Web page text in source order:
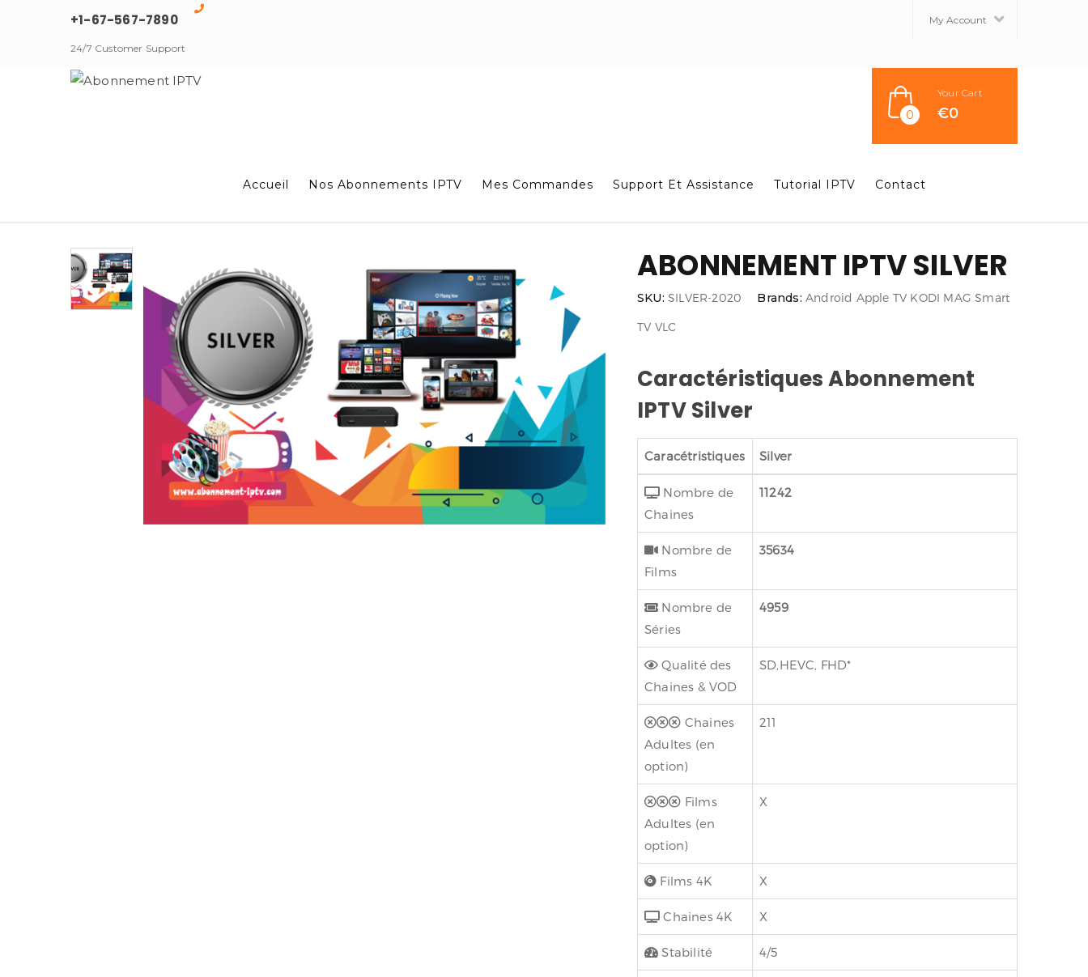
+1-67-567-7890
24/7 Customer Support
My Account
0
Your Cart
€0
Accueil Nos Abonnements IPTV Mes Commandes Support Et Assistance Tutorial IPTV Contact
ABONNEMENT IPTV SILVER
SKU: SILVER-2020 Brands: Android Apple TV KODI MAG Smart
TV VLC
Caractéristiques Abonnement
IPTV Silver
Caracétristiques Silver
Nombre de
Chaines
11242
Nombre de
Films
35634
Nombre de
Séries
4959
Qualité des
Chaines & VOD
SD,HEVC, FHD*
Chaines
Adultes (en
option)
211
Films
Adultes (en
option)
X
Films 4K X
Chaines 4K X
Stabilité 4/5